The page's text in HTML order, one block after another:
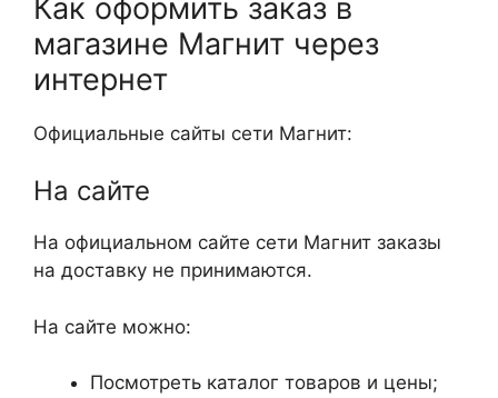
Как оформить заказ в
магазине Магнит через
интернет
Официальные сайты сети Магнит:
На сайте
На официальном сайте сети Магнит заказы
на доставку не принимаются.
На сайте можно:
Посмотреть каталог товаров и цены;